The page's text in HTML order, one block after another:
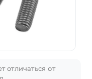
отличаться от